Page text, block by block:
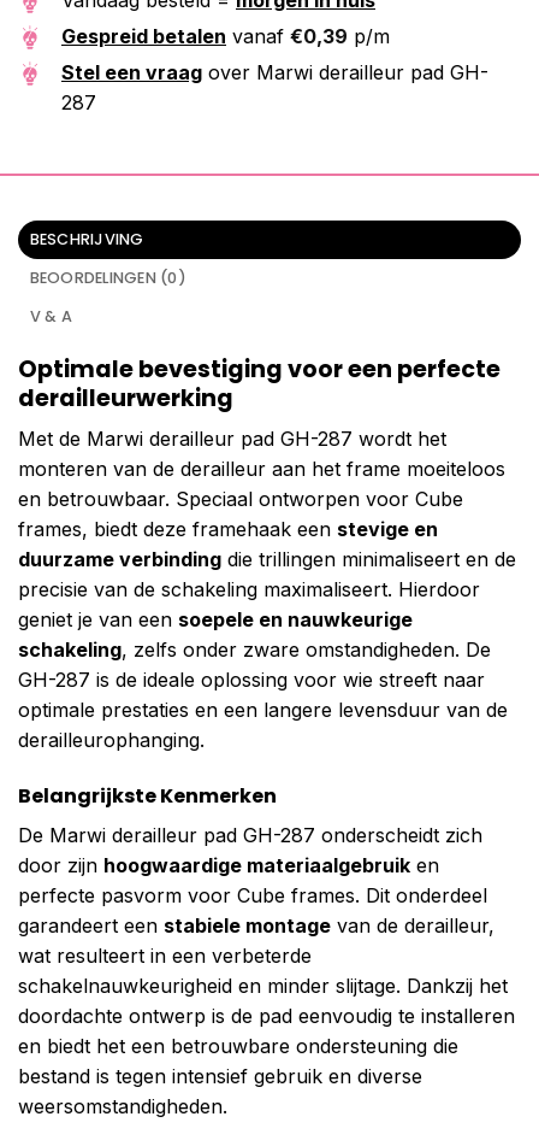
Gespreid betalen vanaf €0,39 p/m
Stel een vraag over Marwi derailleur pad GH-
287
BESCHRIJVING
BEOORDELINGEN (0)
V & A
Optimale bevestiging voor een perfecte
derailleurwerking
Met de Marwi derailleur pad GH-287 wordt het
monteren van de derailleur aan het frame moeiteloos
en betrouwbaar. Speciaal ontworpen voor Cube
frames, biedt deze framehaak een stevige en
duurzame verbinding die trillingen minimaliseert en de
precisie van de schakeling maximaliseert. Hierdoor
geniet je van een soepele en nauwkeurige
schakeling, zelfs onder zware omstandigheden. De
GH-287 is de ideale oplossing voor wie streeft naar
optimale prestaties en een langere levensduur van de
derailleurophanging.
Belangrijkste Kenmerken
De Marwi derailleur pad GH-287 onderscheidt zich
door zijn hoogwaardige materiaalgebruik en
perfecte pasvorm voor Cube frames. Dit onderdeel
garandeert een stabiele montage van de derailleur,
wat resulteert in een verbeterde
schakelnauwkeurigheid en minder slijtage. Dankzij het
doordachte ontwerp is de pad eenvoudig te installeren
en biedt het een betrouwbare ondersteuning die
bestand is tegen intensief gebruik en diverse
weersomstandigheden.